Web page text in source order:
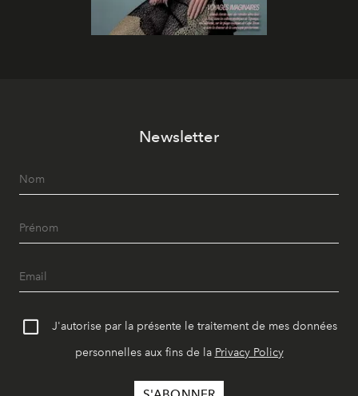
Newsletter
J'autorise par la présente le traitement de mes données
personnelles aux fins de la Privacy Policy